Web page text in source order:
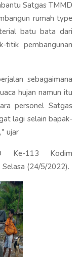
Satgas TMMD
rumah type
batu bata dari
titik pembangunan
sebagaimana
hujan namun itu
personel Satgas
lagi selain bapak-
ujar
Ke-113 Kodim
(24/5/2022).